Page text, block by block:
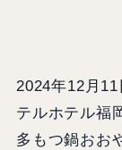
2024年12月
テルホテル福
多もつ鍋おお